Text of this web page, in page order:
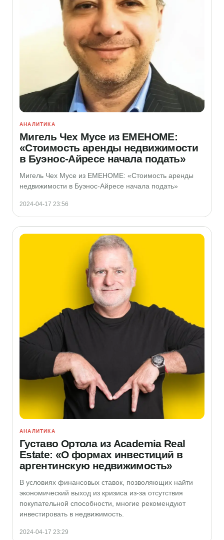
АНАЛИТИКА
Мигель Чех Мусе из EMEHOME:
«Стоимость аренды недвижимости
в Буэнос-Айресе начала подать»
Мигель Чех Мусе из EMEHOME: «Стоимость аренды
недвижимости в Буэнос-Айресе начала подать»
2024-04-17 23:56
АНАЛИТИКА
Густаво Ортола из Academia Real
Estate: «О формах инвестиций в
аргентинскую недвижимость»
В условиях финансовых ставок, позволяющих найти
экономический выход из кризиса из-за отсутствия
покупательной способности, многие рекомендуют
инвестировать в недвижимость.
2024-04-17 23:29